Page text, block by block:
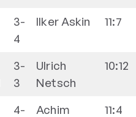
3-
4
Ilker Askin 11:7
3-
3
Ulrich
Netsch
10:12
4-
Achim
11:4